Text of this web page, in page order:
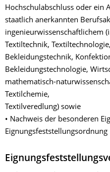
Hochschulabschluss oder ein
staatlich anerkannten
ingenieurwissenschaftlichem
Textiltechnik,
Bekleidungstechnik,
Bekleidungstechnologie,
mathematisch-
Textilchemie,
Textilveredlung) sowie
• Nachweis der besonderen
Eignungsfeststellungsordnung